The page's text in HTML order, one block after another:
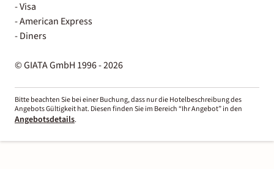
- Visa
- American Express
- Diners
© GIATA GmbH 1996 - 2026
Bitte beachten Sie bei einer Buchung, dass nur die Hotelbeschreibung des
Angebots Gültigkeit hat. Diesen finden Sie im Bereich “Ihr Angebot” in den
Angebotsdetails.